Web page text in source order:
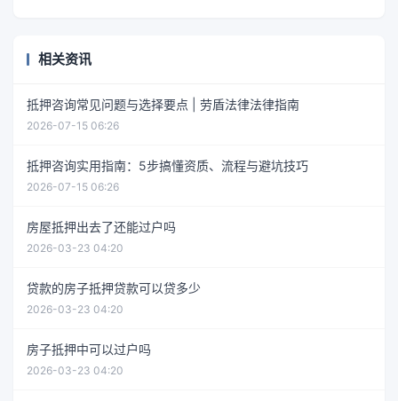
相关资讯
抵押咨询常见问题与选择要点 | 劳盾法律法律指南
2026-07-15 06:26
抵押咨询实用指南：5步搞懂资质、流程与避坑技巧
2026-07-15 06:26
房屋抵押出去了还能过户吗
2026-03-23 04:20
贷款的房子抵押贷款可以贷多少
2026-03-23 04:20
房子抵押中可以过户吗
2026-03-23 04:20